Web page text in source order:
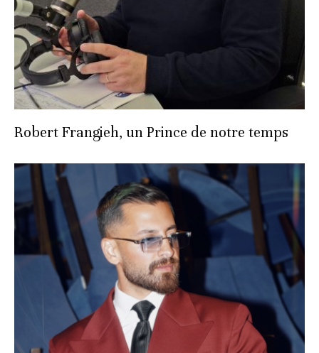
Robert Frangieh, un Prince de notre temps